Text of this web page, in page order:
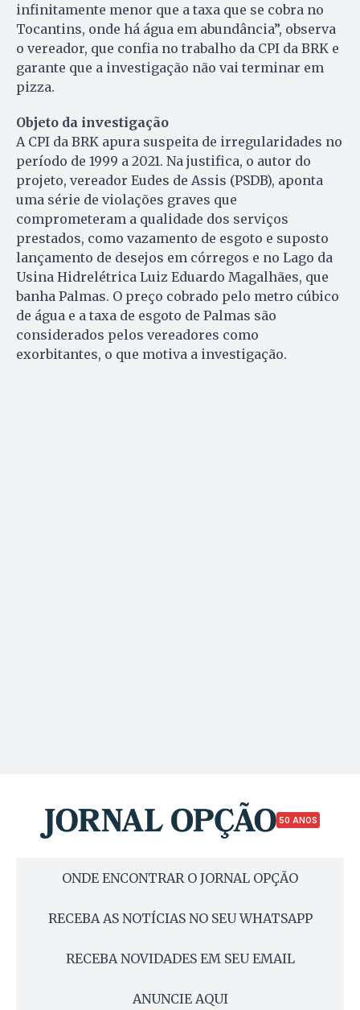
infinitamente menor que a taxa que se cobra no
Tocantins, onde há água em abundância”, observa
o vereador, que confia no trabalho da CPI da BRK e
garante que a investigação não vai terminar em
pizza.
Objeto da investigação
A CPI da BRK apura suspeita de irregularidades no
período de 1999 a 2021. Na justifica, o autor do
projeto, vereador Eudes de Assis (PSDB), aponta
uma série de violações graves que
comprometeram a qualidade dos serviços
prestados, como vazamento de esgoto e suposto
lançamento de desejos em córregos e no Lago da
Usina Hidrelétrica Luiz Eduardo Magalhães, que
banha Palmas. O preço cobrado pelo metro cúbico
de água e a taxa de esgoto de Palmas são
considerados pelos vereadores como
exorbitantes, o que motiva a investigação.
50 ANOS
ONDE ENCONTRAR O JORNAL OPÇÃO
RECEBA AS NOTÍCIAS NO SEU WHATSAPP
RECEBA NOVIDADES EM SEU EMAIL
ANUNCIE AQUI